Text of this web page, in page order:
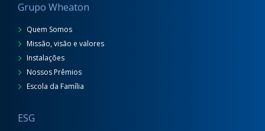
Grupo Wheaton
Quem Somos
Missão, visão e valores
Instalações
Nossos Prêmios
Escola da Família
ESG